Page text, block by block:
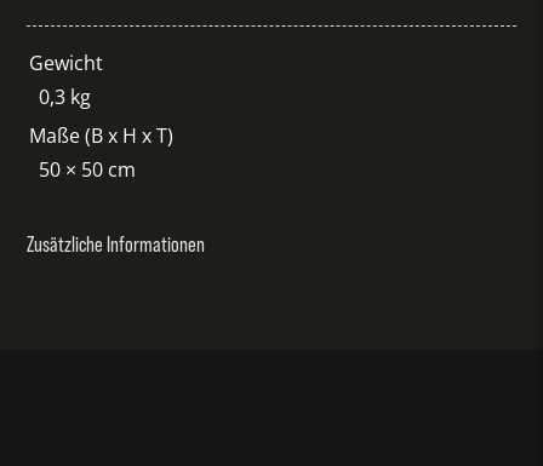
Gewicht
0,3 kg
Maße (B x H x T)
50 × 50 cm
Zusätzliche Informationen